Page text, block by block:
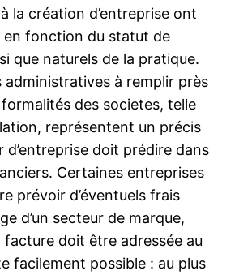
la création d’entreprise ont
en fonction du statut de
que naturels de la pratique.
administratives à remplir près
des societes, telle
représentent un précis
d’entreprise doit prédire dans
Certaines entreprises
prévoir d’éventuels frais
d’un secteur de marque,
facture doit être adressée au
facilement possible : au plus